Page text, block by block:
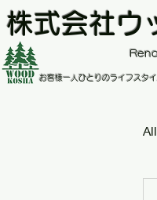
株式会社ウ
お客様一人ひとりのライフスタ